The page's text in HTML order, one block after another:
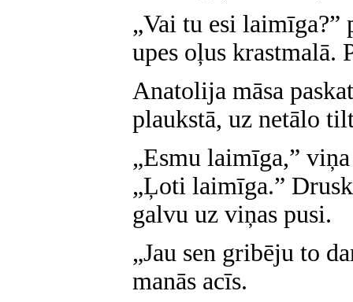
„Vai tu esi laimīga?”
upes oļus krastmalā.
Anatolija māsa
plaukstā, uz netālo
„Esmu laimīga,”
„Ļoti laimīga.”
galvu uz viņas pusi.
„Jau sen gribēju to
manās acīs.